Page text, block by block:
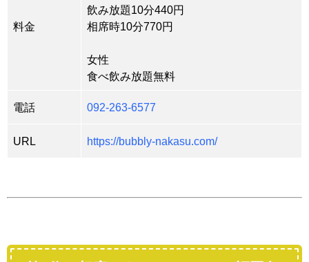
料金
飲み放題10分440円
相席時10分770円
女性
食べ飲み放題無料
電話 092-263-6577
URL https://bubbly-nakasu.com/